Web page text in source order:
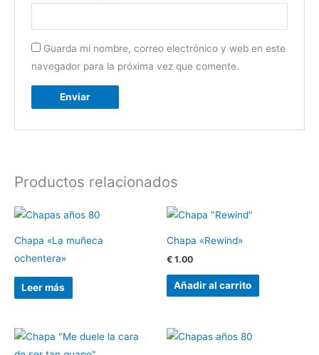
Guarda mi nombre, correo electrónico y web en este
navegador para la próxima vez que comente.
Productos relacionados
Chapa «La muñeca
ochentera»
Leer más
Chapa «Rewind»
€ 1.00
Añadir al carrito